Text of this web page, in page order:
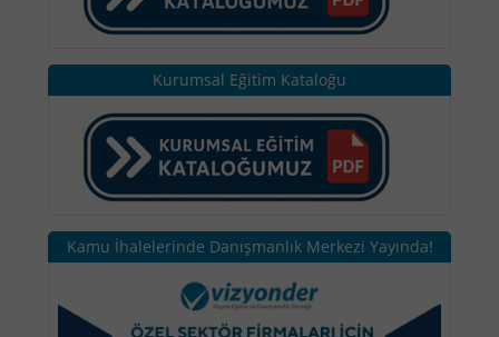
Kurumsal Eğitim Kataloğu
Kamu İhalelerinde Danışmanlık Merkezi Yayında!